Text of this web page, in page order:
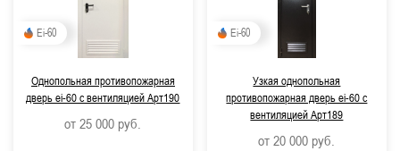
Ei-60
Однопольная противопожарная
дверь ei-60 с вентиляцией Арт190
от 25 000 руб.
Ei-60
Узкая однопольная
противопожарная дверь ei-60 с
вентиляцией Арт189
от 20 000 руб.